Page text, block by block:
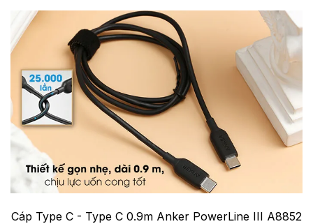
Cáp Type C - Type C 0.9m Anker PowerLine III A8852